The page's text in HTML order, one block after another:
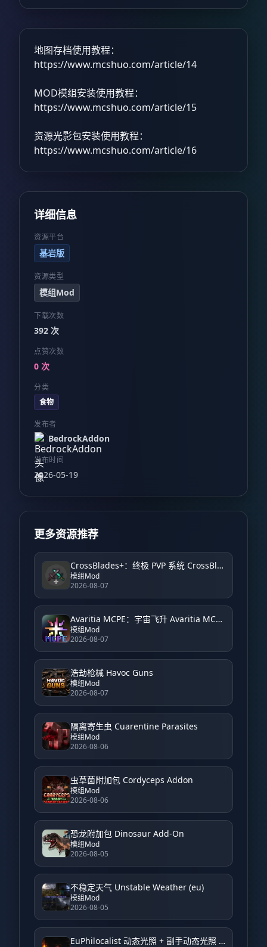
地图存档使用教程：
https://www.mcshuo.com/article/14
MOD模组安装使用教程：
https://www.mcshuo.com/article/15
资源光影包安装使用教程：
https://www.mcshuo.com/article/16
详细信息
资源平台
基岩版
资源类型
模组Mod
下载次数
392 次
点赞次数
0 次
分类
食物
发布者
BedrockAddon
发布时间
2026-05-19
更多资源推荐
CrossBlades+：终极 PVP 系统 CrossBlades+: Ultimate PVP System
模组Mod
2026-08-07
Avaritia MCPE：宇宙飞升 Avaritia MCPE: Cosmic Ascension
模组Mod
2026-08-07
浩劫枪械 Havoc Guns
模组Mod
2026-08-07
隔离寄生虫 Cuarentine Parasites
模组Mod
2026-08-06
虫草菌附加包 Cordyceps Addon
模组Mod
2026-08-06
恐龙附加包 Dinosaur Add-On
模组Mod
2026-08-05
不稳定天气 Unstable Weather (eu)
模组Mod
2026-08-05
EuPhilocalist 动态光照 + 副手动态光照 EuPhilocalist Dynamic Light + Offhand Dynamic Light